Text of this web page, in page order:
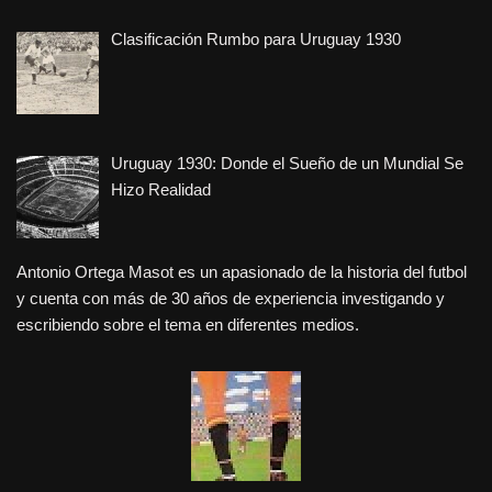
Clasificación Rumbo para Uruguay 1930
Uruguay 1930: Donde el Sueño de un Mundial Se
Hizo Realidad
Antonio Ortega Masot es un apasionado de la historia del futbol
y cuenta con más de 30 años de experiencia investigando y
escribiendo sobre el tema en diferentes medios.